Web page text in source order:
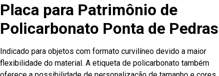
Placa para Patrimônio de
Policarbonato Ponta de Pedras
Indicado para objetos com formato curvilíneo devido a maior
flexibilidade do material. A etiqueta de policarbonato também